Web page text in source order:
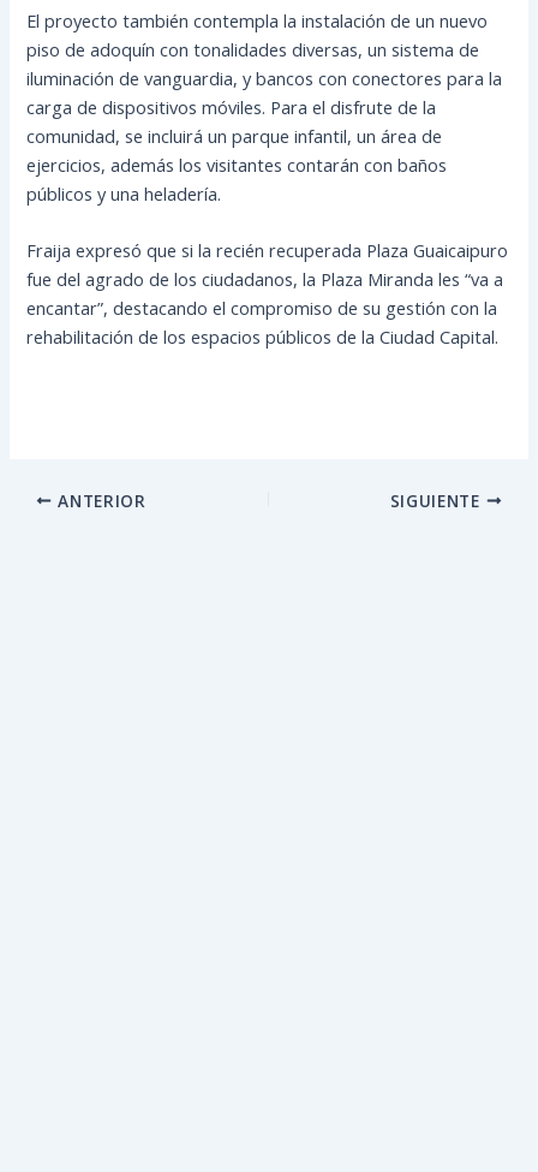
El proyecto también contempla la instalación de un nuevo
piso de adoquín con tonalidades diversas, un sistema de
iluminación de vanguardia, y bancos con conectores para la
carga de dispositivos móviles. Para el disfrute de la
comunidad, se incluirá un parque infantil, un área de
ejercicios, además los visitantes contarán con baños
públicos y una heladería.
Fraija expresó que si la recién recuperada Plaza Guaicaipuro
fue del agrado de los ciudadanos, la Plaza Miranda les “va a
encantar”, destacando el compromiso de su gestión con la
rehabilitación de los espacios públicos de la Ciudad Capital.
ANTERIOR SIGUIENTE